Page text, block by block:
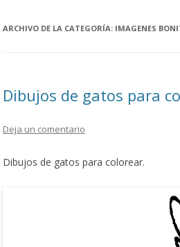
ARCHIVO DE LA CATEGORÍA: IMAGENES
Dibujos de gatos para
Deja un comentario
Dibujos de gatos para colorear.